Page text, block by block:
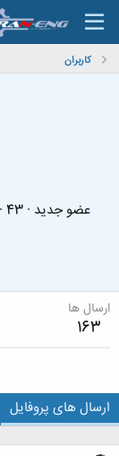
کاربران
عضو جدید ·
·
ارسال ها
163
ارسال های پروفایل